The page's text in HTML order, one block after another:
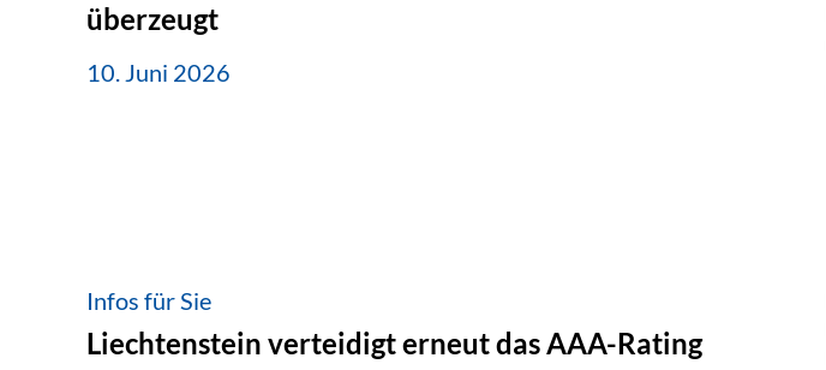
überzeugt
10. Juni 2026
Infos für Sie
Liechtenstein verteidigt erneut das AAA-Rating